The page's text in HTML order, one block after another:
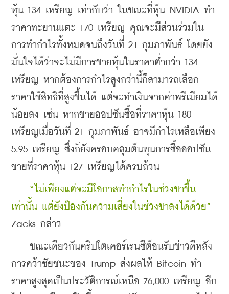
หุ้น 134 เหรียญ เท่ากับว่า ในขณะที่หุ้น NVIDIA ทำ
ราคาทะยานแตะ 170 เหรียญ คุณจะมีส่วนร่วมใน
การทำกำไรทั้งหมดจนถึงวันที่ 21 กุมภาพันธ์ โดยยัง
มั่นใจได้ว่าจะไม่มีการขายหุ้นในราคาต่ำกว่า 134
เหรียญ หากต้องการกำไรสูงกว่านี้ก็สามารถเลือก
ราคาใช้สิทธิที่สูงขึ้นได้ แต่จะทำเงินจากค่าพรีเมียมได้
น้อยลง เช่น หากขายออปชันซื้อที่ราคาหุ้น 180
เหรียญเมื่อวันที่ 21 กุมภาพันธ์ อาจมีกำไรเหลือเพียง
5.95 เหรียญ ซึ่งก็ยังครอบคลุมต้นทุนการซื้อออปชัน
ขายที่ราคาหุ้น 127 เหรียญได้ครบถ้วน
“ไม่เพียงแต่จะมีโอกาสทำกำไรในช่วงขาขึ้น
Zacks กล่าว
ขณะเดียวกันคริปโตเคอร์เรนซีต้อนรับข่าวดีหลัง
การคว้าชัยชนะของ Trump ส่งผลให้ Bitcoin ทำ
ราคาสูงสุดเป็นประวัติการณ์เหนือ 76,000 เหรียญ อีก